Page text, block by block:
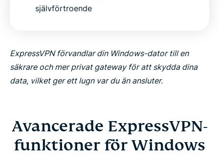
självförtroende
ExpressVPN förvandlar din Windows-dator till en
säkrare och mer privat gateway för att skydda dina
data, vilket ger ett lugn var du än ansluter.
Avancerade ExpressVPN-
funktioner för Windows